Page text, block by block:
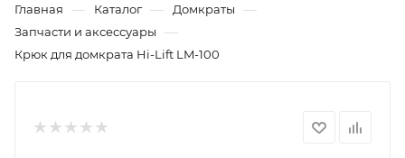
Главная — Каталог — Домкраты —
Запчасти и аксессуары —
Крюк для домкрата Hi-Lift LM-100